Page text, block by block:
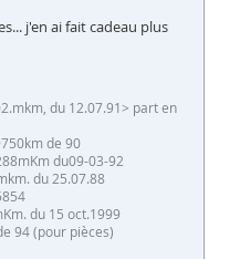
j'en ai fait cadeau plus
du 12.07.91> part en
de 90
du09-03-92
du 25.07.88
du 15 oct.1999
94 (pour pièces)